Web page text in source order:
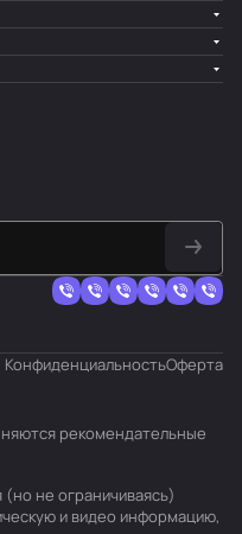
КонфиденциальностьОферта
рекомендательные
не ограничиваясь)
и видео информацию,